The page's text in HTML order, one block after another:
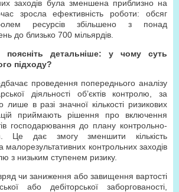
заходів була зменшена приблизно на
зросла ефективність роботи: обсяг
ресурсів збільшено з понад
до близько 700 мільярдів.
детальніше: у чому суть
підходу?
проведення попереднього аналізу
діяльності об’єктів контролю, за
лише в разі значної кількості ризикових
приймають рішення про включення
господарювання до плану контрольно-
Це дає змогу зменшити кількість
контрольних заходів
з низьким ступенем ризику.
чи заниження або завищення вартості
або дебіторської заборгованості,